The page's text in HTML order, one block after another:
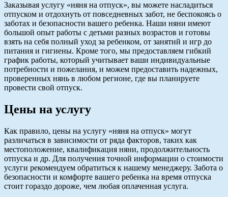
Заказывая услугу «няня на отпуск», вы можете насладиться
отпуском и отдохнуть от повседневных забот, не беспокоясь о
заботах и безопасности вашего ребенка. Наши няни имеют
большой опыт работы с детьми разных возрастов и готовы
взять на себя полный уход за ребенком, от занятий и игр до
питания и гигиены. Кроме того, мы предоставляем гибкий
график работы, который учитывает ваши индивидуальные
потребности и пожелания, и можем предоставить надежных,
проверенных нянь в любом регионе, где вы планируете
провести свой отпуск.
Цены на услугу
Как правило, цены на услугу «няня на отпуск» могут
различаться в зависимости от ряда факторов, таких как
местоположение, квалификация няни, продолжительность
отпуска и др. Для получения точной информации о стоимости
услуги рекомендуем обратиться к нашему менеджеру. Забота о
безопасности и комфорте вашего ребенка на время отпуска
стоит гораздо дороже, чем любая оплаченная услуга.